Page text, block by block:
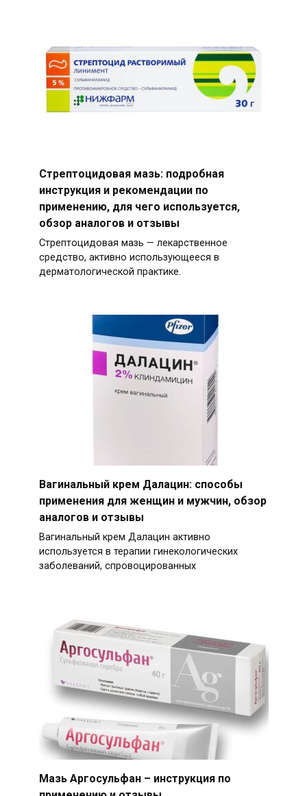
Стрептоцидовая мазь: подробная
инструкция и рекомендации по
применению, для чего используется,
обзор аналогов и отзывы
Стрептоцидовая мазь — лекарственное
средство, активно использующееся в
дерматологической практике.
Вагинальный крем Далацин: способы
применения для женщин и мужчин, обзор
аналогов и отзывы
Вагинальный крем Далацин активно
используется в терапии гинекологических
заболеваний, спровоцированных
Мазь Аргосульфан – инструкция по